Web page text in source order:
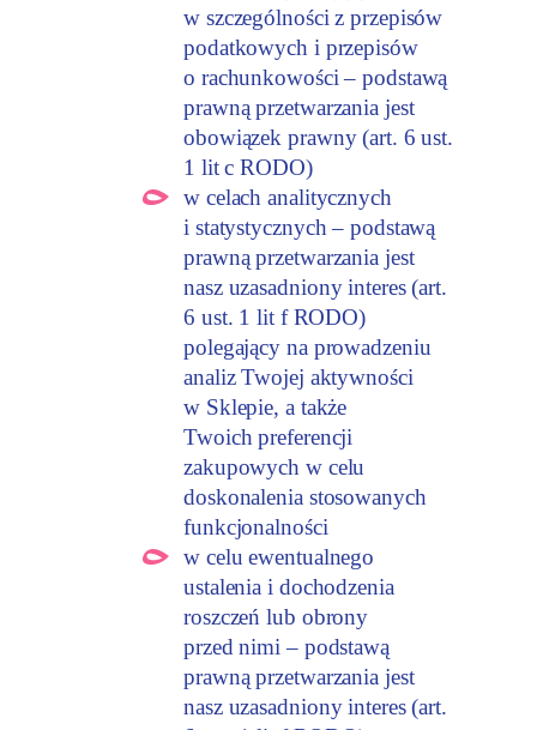
w szczególności z przepisów
podatkowych i przepisów
o rachunkowości – podstawą
prawną przetwarzania jest
obowiązek prawny (art. 6 ust.
1 lit c RODO)
w celach analitycznych
i statystycznych – podstawą
prawną przetwarzania jest
nasz uzasadniony interes (art.
6 ust. 1 lit f RODO)
polegający na prowadzeniu
analiz Twojej aktywności
w Sklepie, a także
Twoich preferencji
zakupowych w celu
doskonalenia stosowanych
funkcjonalności
w celu ewentualnego
ustalenia i dochodzenia
roszczeń lub obrony
przed nimi – podstawą
prawną przetwarzania jest
nasz uzasadniony interes (art.